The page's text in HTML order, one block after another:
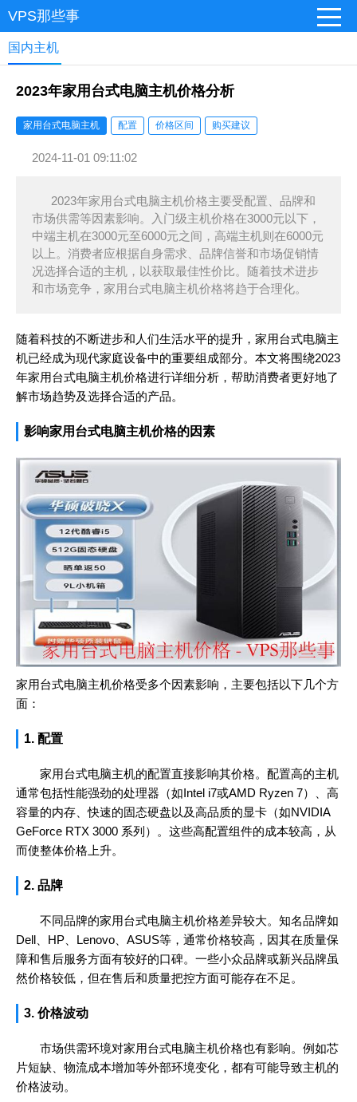
VPS那些事
国内主机
2023年家用台式电脑主机价格分析
家用台式电脑主机 配置 价格区间 购买建议
2024-11-01 09:11:02
2023年家用台式电脑主机价格主要受配置、品牌和
市场供需等因素影响。入门级主机价格在3000元以下，
中端主机在3000元至6000元之间，高端主机则在6000元
以上。消费者应根据自身需求、品牌信誉和市场促销情
况选择合适的主机，以获取最佳性价比。随着技术进步
和市场竞争，家用台式电脑主机价格将趋于合理化。
随着科技的不断进步和人们生活水平的提升，家用台式电脑主
机已经成为现代家庭设备中的重要组成部分。本文将围绕2023
年家用台式电脑主机价格进行详细分析，帮助消费者更好地了
解市场趋势及选择合适的产品。
影响家用台式电脑主机价格的因素
家用台式电脑主机价格受多个因素影响，主要包括以下几个方
面：
1. 配置
家用台式电脑主机的配置直接影响其价格。配置高的主机
通常包括性能强劲的处理器（如Intel i7或AMD Ryzen 7）、高
容量的内存、快速的固态硬盘以及高品质的显卡（如NVIDIA
GeForce RTX 3000 系列）。这些高配置组件的成本较高，从
而使整体价格上升。
2. 品牌
不同品牌的家用台式电脑主机价格差异较大。知名品牌如
Dell、HP、Lenovo、ASUS等，通常价格较高，因其在质量保
障和售后服务方面有较好的口碑。一些小众品牌或新兴品牌虽
然价格较低，但在售后和质量把控方面可能存在不足。
3. 价格波动
市场供需环境对家用台式电脑主机价格也有影响。例如芯
片短缺、物流成本增加等外部环境变化，都有可能导致主机的
价格波动。